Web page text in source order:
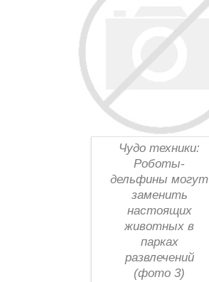
Чудо техники:
Роботы-
дельфины могут
заменить
настоящих
животных в
парках
развлечений
(фото 3)